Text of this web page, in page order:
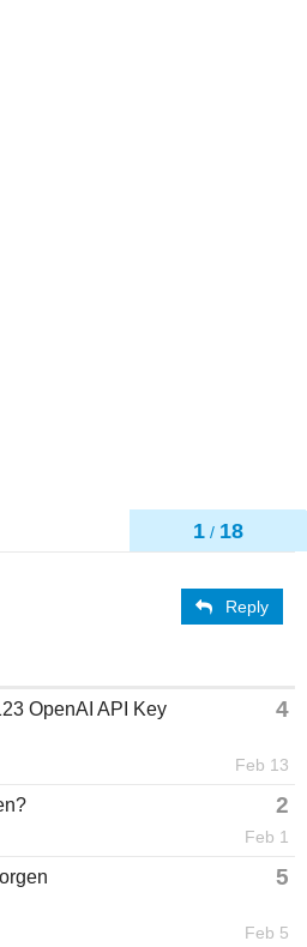
1 / 18
Reply
OpenAI API Key
4
Feb 13
2
Feb 1
5
Feb 5